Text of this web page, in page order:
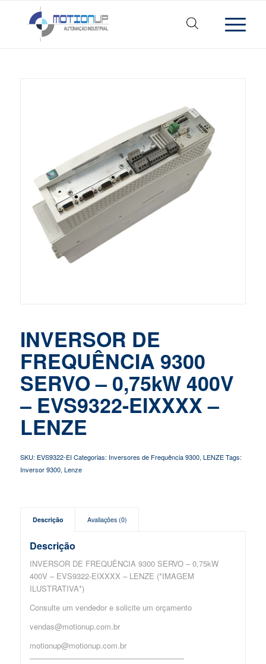
INVERSOR DE
FREQUÊNCIA 9300
SERVO – 0,75kW 400V
– EVS9322-EIXXXX –
LENZE
SKU: EVS9322-EI Categorias: Inversores de Frequência 9300, LENZE Tags:
Inversor 9300, Lenze
Descrição Avaliações (0)
Descrição
INVERSOR DE FREQUÊNCIA 9300 SERVO – 0,75kW
400V – EVS9322-EIXXXX – LENZE (*IMAGEM
ILUSTRATIVA*)
Consulte um vendedor e solicite um orçamento
vendas@motionup.com.br
motionup@motionup.com.br
————————————————————